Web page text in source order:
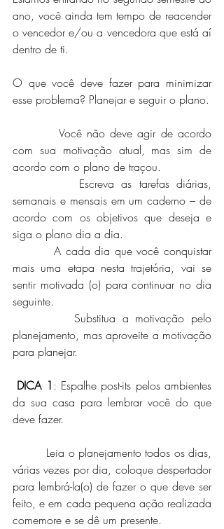
ano, você ainda tem tempo de reacender
o vencedor e/ou a vencedora que está aí
dentro de ti.
O que você deve fazer para minimizar
esse problema? Planejar e seguir o plano.
com sua motivação atual, mas sim de
acordo com o plano de traçou.
semanais e mensais em um caderno – de
acordo com os objetivos que deseja e
siga o plano dia a dia.
         A cada dia que você conquistar
mais uma etapa nesta trajetória, vai se
sentir motivada (o) para continuar no dia
seguinte.
planejamento, mas aproveite a motivação
para planejar.
DICA 1 : Espalhe post-its pelos ambientes
da sua casa para lembrar você do que
deve fazer.
várias vezes por dia, coloque despertador
para lembrá-la(o) de fazer o que deve ser
feito, e em cada pequena ação realizada
comemore e se dê um presente.